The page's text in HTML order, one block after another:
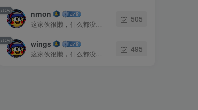
TOP5 nrnon
这家伙很懒，什么都没有写...
505
TOP6 wings
这家伙很懒，什么都没有写...
495